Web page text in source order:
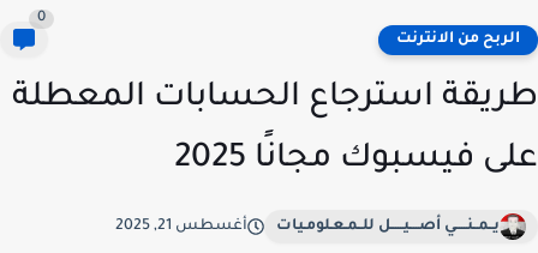
من الانترنت
استرجاع الحسابات المعطلة
فيسبوك مجانًا 2025
يــمــنـــــي أصــــيـــــل للــمـعـلومـيات أغسطس 21, 2025